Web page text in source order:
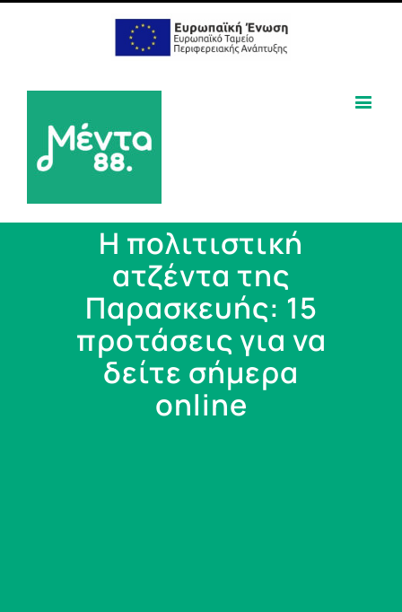
Η πολιτιστική
ατζέντα της
Παρασκευής: 15
προτάσεις για να
δείτε σήμερα
online